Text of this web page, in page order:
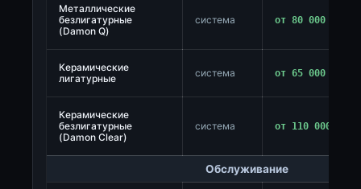
Металлические
безлигатурные
(Damon Q)
система от 80 000 ₽
Керамические
лигатурные
система от 65 000 ₽
Керамические
безлигатурные
(Damon Clear)
система от 110 000 ₽
Обслуживание